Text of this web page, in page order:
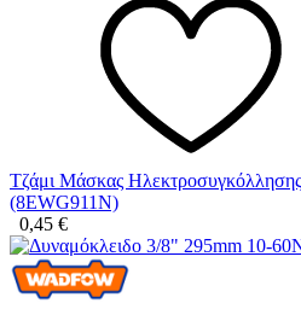
Τζάμι Μάσκας
(8EWG911N)
0,45 €